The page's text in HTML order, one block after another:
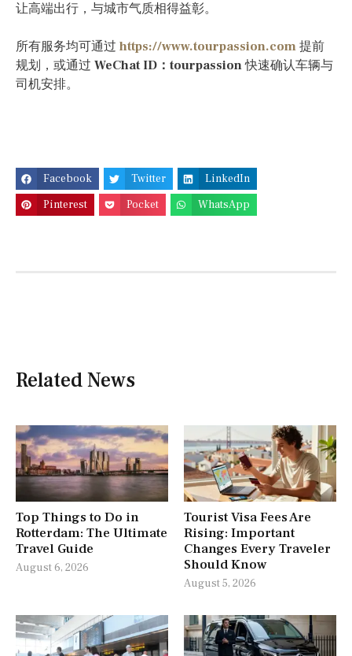
让高端出行，与城市气质相得益彰。
所有服务均可通过 https://www.tourpassion.com 提前
规划，或通过 WeChat ID：tourpassion快速确认车辆与
司机安排。
Facebook Twitter
LinkedIn
Pinterest
Pocket WhatsApp
Related News
Top Things to Do in
Rotterdam: The Ultimate
Travel Guide
August 6, 2026
Tourist Visa Fees Are
Rising: Important
Changes Every Traveler
Should Know
August 5, 2026